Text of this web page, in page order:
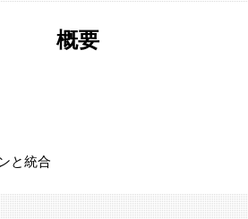
概要
と統合